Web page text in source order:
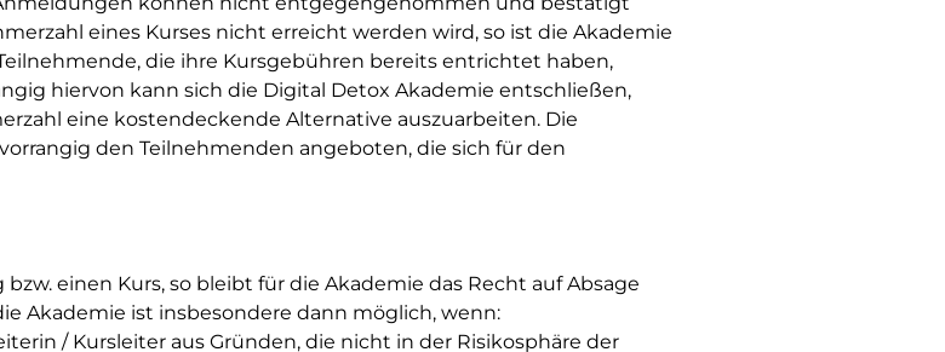
eines Kurses nicht erreicht werden wird, so ist die Akademie
die ihre Kursgebühren bereits entrichtet haben,
hiervon kann sich die Digital Detox Akademie entschließen,
eine kostendeckende Alternative auszuarbeiten. Die
den Teilnehmenden angeboten, die sich für den
einen Kurs, so bleibt für die Akademie das Recht auf Absage
Akademie ist insbesondere dann möglich, wenn:
/ Kursleiter aus Gründen, die nicht in der Risikosphäre der